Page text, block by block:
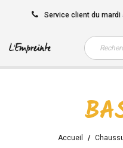
Service client du mardi
Accueil